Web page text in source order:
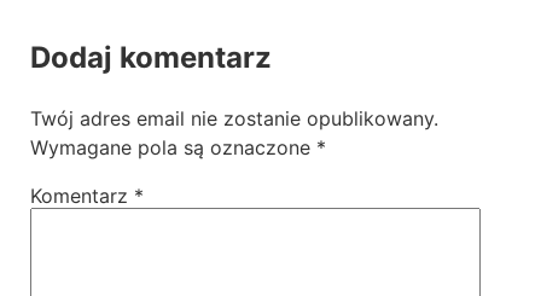
Dodaj komentarz
Twój adres email nie zostanie opublikowany.
Wymagane pola są oznaczone *
Komentarz *